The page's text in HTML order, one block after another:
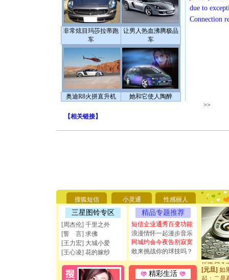
非常炫目玛莎拉蒂跑
车
让男人热血沸腾极品
车
奥迪R8火拼直升机 她和它使人陶醉
due to
Connection
>>
【相关链接】
搜狐短信 小灵通 性感丽人
三星图铃专区
[周杰伦] 千里之外
[誓 言] 求佛
[王力宏] 大城小爱
[王心凌] 花的嫁纱
精品专题推荐
短信企业通秀百变功能
浪漫情怀一起漫步音乐
同城约会今夜告别寂寞
敢来挑战你的球技吗？
精彩生活
要平安！
[圣诞节]
能正大光
天都要快
[圣诞节]
如意,快
[元旦]看
断电。爱
你是我专
[元旦] 如
起；二是